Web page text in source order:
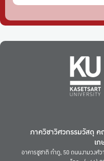
ภาควิชาวิศวกรรมวัสดุ
เ
อาคารชูชาติ กำภู, 50 ถนนงามวงศ์